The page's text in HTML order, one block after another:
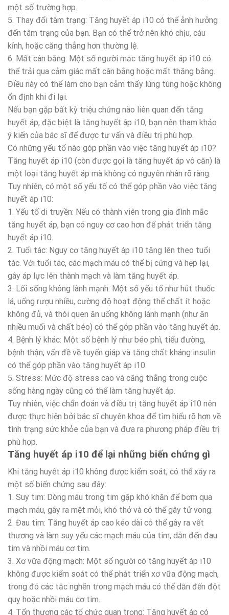
một số trường hợp.
5. Thay đổi tâm trạng: Tăng huyết áp i10 có thể ảnh hưởng
đến tâm trạng của bạn. Bạn có thể trở nên khó chịu, cáu
kỉnh, hoặc căng thẳng hơn thường lệ.
6. Mất cân bằng: Một số người mắc tăng huyết áp i10 có
thể trải qua cảm giác mất cân bằng hoặc mất thăng bằng.
Điều này có thể làm cho bạn cảm thấy lúng túng hoặc không
ổn định khi đi lại.
Nếu bạn gặp bất kỳ triệu chứng nào liên quan đến tăng
huyết áp, đặc biệt là tăng huyết áp i10, bạn nên tham khảo
ý kiến của bác sĩ để được tư vấn và điều trị phù hợp.
Có những yếu tố nào góp phần vào việc tăng huyết áp i10?
Tăng huyết áp i10 (còn được gọi là tăng huyết áp vô căn) là
một loại tăng huyết áp mà không có nguyên nhân rõ ràng.
Tuy nhiên, có một số yếu tố có thể góp phần vào việc tăng
huyết áp i10:
1. Yếu tố di truyền: Nếu có thành viên trong gia đình mắc
tăng huyết áp, bạn có nguy cơ cao hơn để phát triển tăng
huyết áp i10.
2. Tuổi tác: Nguy cơ tăng huyết áp i10 tăng lên theo tuổi
tác. Với tuổi tác, các mạch máu có thể bị cứng và hẹp lại,
gây áp lực lên thành mạch và làm tăng huyết áp.
3. Lối sống không lành mạnh: Một số yếu tố như hút thuốc
lá, uống rượu nhiều, cường độ hoạt động thể chất ít hoặc
không đủ, và thói quen ăn uống không lành mạnh (như ăn
nhiều muối và chất béo) có thể góp phần vào tăng huyết áp.
4. Bệnh lý khác: Một số bệnh lý như béo phì, tiểu đường,
bệnh thận, vấn đề về tuyến giáp và tăng chất kháng insulin
có thể góp phần vào tăng huyết áp i10.
5. Stress: Mức độ stress cao và căng thẳng trong cuộc
sống hàng ngày cũng có thể làm tăng huyết áp.
Tuy nhiên, việc chẩn đoán và điều trị tăng huyết áp i10 nên
được thực hiện bởi bác sĩ chuyên khoa để tìm hiểu rõ hơn về
tình trạng sức khỏe của bạn và đưa ra phương pháp điều trị
phù hợp.
Tăng huyết áp i10 để lại những biến chứng gì
Khi tăng huyết áp i10 không được kiểm soát, có thể xảy ra
một số biến chứng sau đây:
1. Suy tim: Dòng máu trong tim gặp khó khăn để bơm qua
mạch máu, gây ra mệt mỏi, khó thở và có thể gây tử vong.
2. Đau tim: Tăng huyết áp cao kéo dài có thể gây ra vết
thương và làm suy yếu các mạch máu của tim, dẫn đến đau
tim và nhồi máu cơ tim.
3. Xơ vữa động mạch: Một số người có tăng huyết áp i10
không được kiểm soát có thể phát triển xơ vữa động mạch,
trong đó các tắc nghẽn trong mạch máu có thể dẫn đến đột
quỵ hoặc nhồi máu cơ tim.
4. Tổn thương các tổ chức quan trọng: Tăng huyết áp có